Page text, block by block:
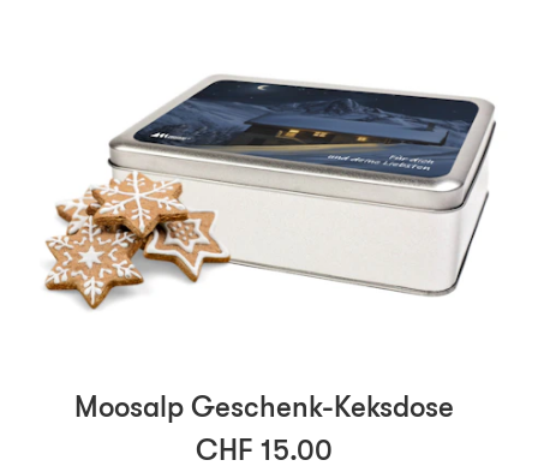
Moosalp Geschenk-Keksdose
CHF 15.00